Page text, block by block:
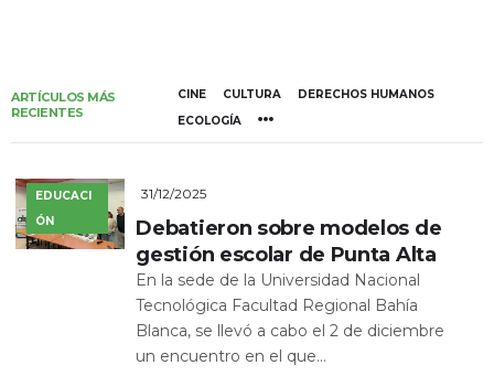
ARTÍCULOS MÁS
RECIENTES
CINE CULTURA
DERECHOS HUMANOS
ECOLOGÍA
EDUCACI
ÓN
31/12/2025
Debatieron sobre modelos de
gestión escolar de Punta Alta
En la sede de la Universidad Nacional
Tecnológica Facultad Regional Bahía
Blanca, se llevó a cabo el 2 de diciembre
un encuentro en el que...